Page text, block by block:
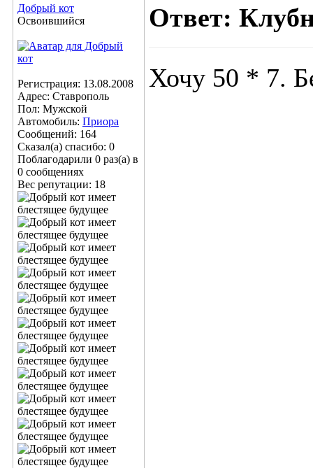
Добрый кот
Освоившийся
Регистрация: 13.08.2008
Адрес: Ставрополь
Пол: Мужской
Автомобиль: Приора
Сообщений: 164
Сказал(а) спасибо: 0
Поблагодарили 0 раз(а) в
0 сообщениях
Вес репутации: 18
Ответ:
Хочу 50 * 7.